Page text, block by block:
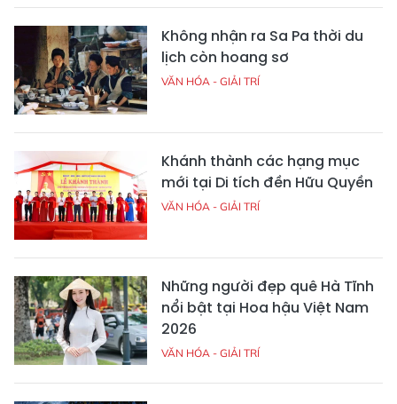
Không nhận ra Sa Pa thời du
lịch còn hoang sơ
VĂN HÓA - GIẢI TRÍ
Khánh thành các hạng mục
mới tại Di tích đền Hữu Quyền
VĂN HÓA - GIẢI TRÍ
Những người đẹp quê Hà Tĩnh
nổi bật tại Hoa hậu Việt Nam
2026
VĂN HÓA - GIẢI TRÍ